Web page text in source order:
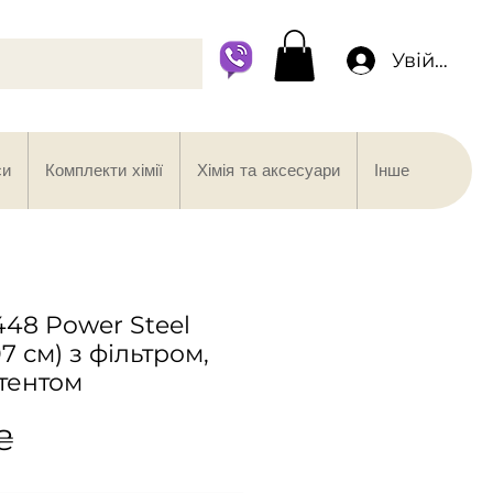
Увійти
Power Steel
см) з фільтром,
Комплекти хімії Хімія та аксесуари Інше